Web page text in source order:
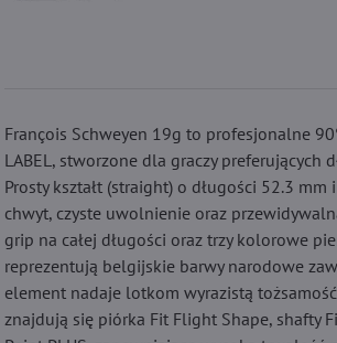
François Schweyen 19g to profesjonalne
LABEL, stworzone dla graczy preferujących
Prosty kształt (straight) o długości 52.3
chwyt, czyste uwolnienie oraz
grip na całej długości oraz trzy kolorowe
reprezentują belgijskie barwy narodowe
element nadaje lotkom wyrazistą tożsamość
znajdują się piórka Fit Flight Shape, shafty